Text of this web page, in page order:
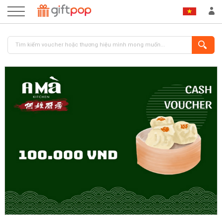
ĐĂNG KÝ